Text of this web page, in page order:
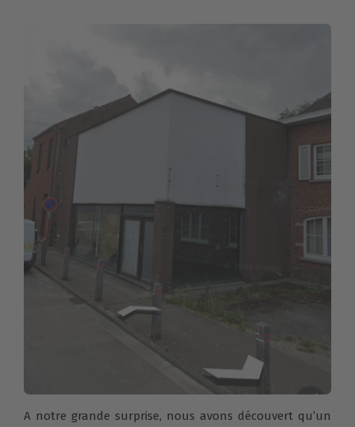
A notre grande surprise, nous avons découvert qu’un